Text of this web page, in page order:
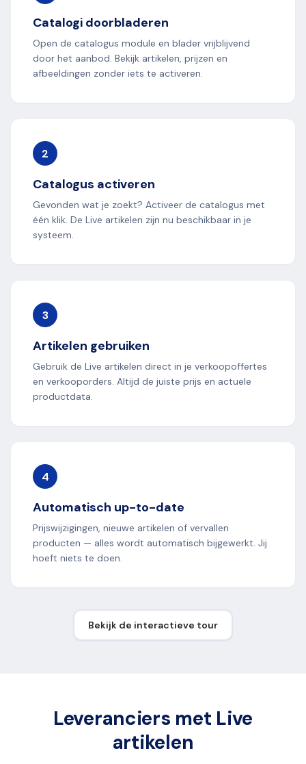
Catalogi doorbladeren
Open de catalogus module en blader vrijblijvend
door het aanbod. Bekijk artikelen, prijzen en
afbeeldingen zonder iets te activeren.
2
Catalogus activeren
Gevonden wat je zoekt? Activeer de catalogus met
één klik. De Live artikelen zijn nu beschikbaar in je
systeem.
3
Artikelen gebruiken
Gebruik de Live artikelen direct in je verkoopoffertes
en verkooporders. Altijd de juiste prijs en actuele
productdata.
4
Automatisch up-to-date
Prijswijzigingen, nieuwe artikelen of vervallen
producten — alles wordt automatisch bijgewerkt. Jij
hoeft niets te doen.
Bekijk de interactieve tour
Leveranciers met Live
artikelen